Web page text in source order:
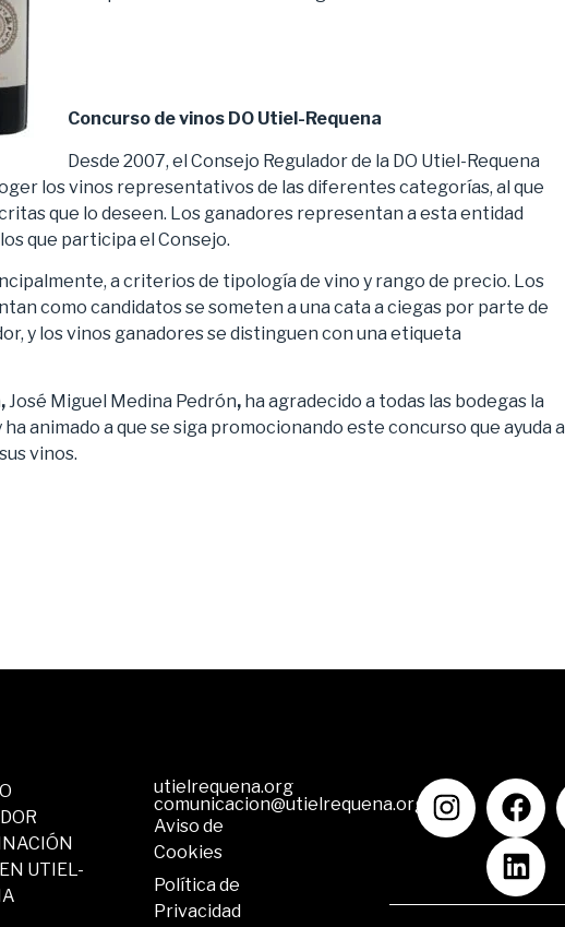
Concurso de vinos DO Utiel-Requena
Desde 2007, el Consejo Regulador de la DO Utiel-Requena
los vinos representativos de las diferentes categorías, al que
que lo deseen. Los ganadores representan a esta entidad
que participa el Consejo.
a criterios de tipología de vino y rango de precio. Los
como candidatos se someten a una cata a ciegas por parte de
y los vinos ganadores se distinguen con una etiqueta
,José Miguel Medina Pedrón, ha agradecido a todas las bodegas la
animado a que se siga promocionando este concurso que ayuda a
vinos.
UTIEL-
utielrequena.org
comunicacion@utielrequena.org
Aviso de
Cookies
Política de
Privacidad